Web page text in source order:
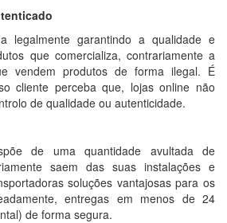
legalmente garantindo a qualidade e
que comercializa, contrariamente a
vendem produtos de forma ilegal. É
cliente perceba que, lojas online não
de qualidade ou autenticidade.
de uma quantidade avultada de
saem das suas instalações e
soluções vantajosas para os
entregas em menos de 24
de forma segura.